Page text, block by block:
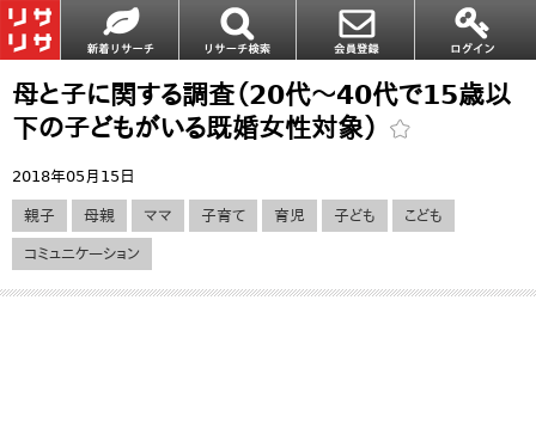
母と子に関する調査（20代～40代で15歳以
下の子どもがいる既婚女性対象）
2018年05月15日
親子 母親 ママ 子育て 育児 子ども こども
コミュニケーション